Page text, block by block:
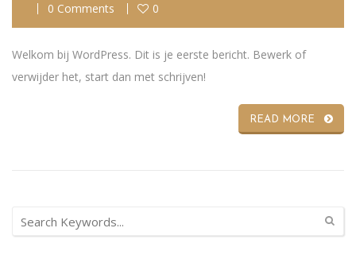
0 Comments
0
Welkom bij WordPress. Dit is je eerste bericht. Bewerk of
verwijder het, start dan met schrijven!
READ MORE